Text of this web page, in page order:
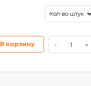
В корзину - +